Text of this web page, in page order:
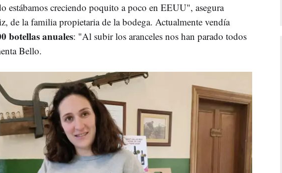
estábamos creciendo poquito a poco en EEUU", asegura
de la familia propietaria de la bodega. Actualmente vendía
botellas anuales: "Al subir los aranceles nos han parado todos
Bello.